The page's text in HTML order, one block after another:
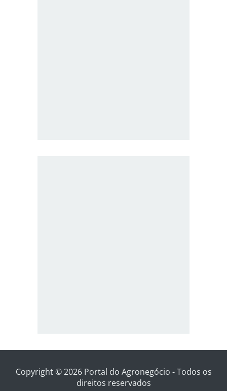
Copyright © 2026 Portal do Agronegócio - Todos os
direitos reservados